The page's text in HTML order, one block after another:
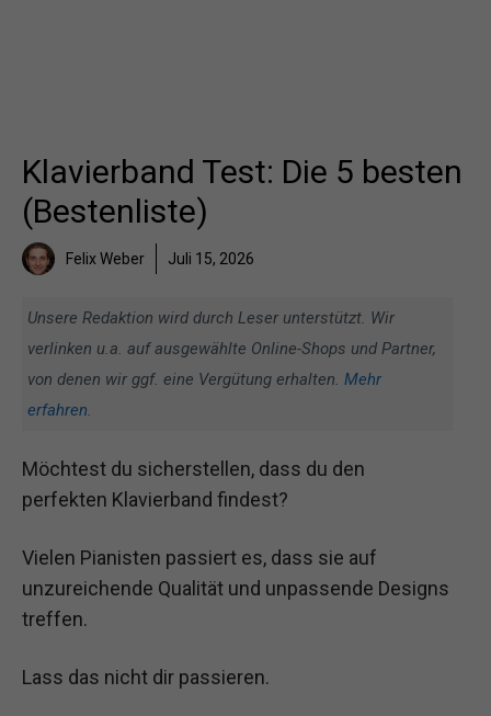
Klavierband Test: Die 5 besten
(Bestenliste)
Felix Weber Juli 15, 2026
Unsere Redaktion wird durch Leser unterstützt. Wir
verlinken u.a. auf ausgewählte Online-Shops und Partner,
von denen wir ggf. eine Vergütung erhalten. Mehr
erfahren.
Möchtest du sicherstellen, dass du den
perfekten Klavierband findest?
Vielen Pianisten passiert es, dass sie auf
unzureichende Qualität und unpassende Designs
treffen.
Lass das nicht dir passieren.